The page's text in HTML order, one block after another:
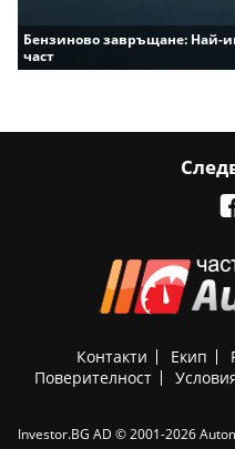
Бензиново завръщане: Най-
част
Контакти Екип
Поверителност
Investor.BG AD © 2001-2026